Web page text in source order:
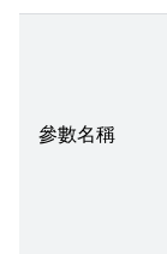
參數名稱